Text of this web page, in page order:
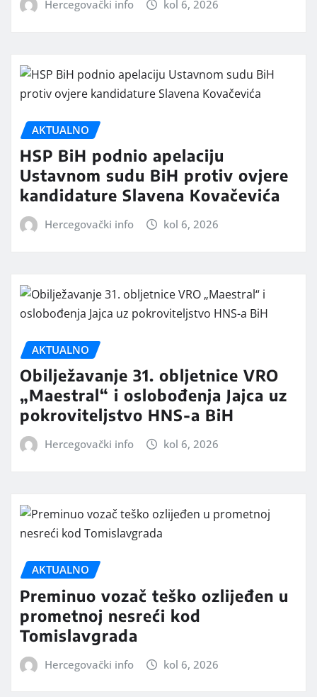
Hercegovački info kol 6, 2026
AKTUALNO
HSP BiH podnio apelaciju
Ustavnom sudu BiH protiv ovjere
kandidature Slavena Kovačevića
Hercegovački info kol 6, 2026
AKTUALNO
Obilježavanje 31. obljetnice VRO
„Maestral“ i oslobođenja Jajca uz
pokroviteljstvo HNS-a BiH
Hercegovački info kol 6, 2026
AKTUALNO
Preminuo vozač teško ozlijeđen u
prometnoj nesreći kod
Tomislavgrada
Hercegovački info kol 6, 2026